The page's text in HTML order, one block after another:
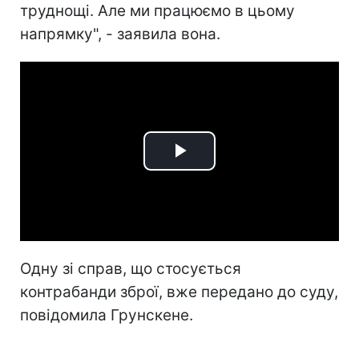
труднощі. Але ми працюємо в цьому
напрямку", - заявила вона.
Play
Одну зі справ, що стосується
контрабанди зброї, вже передано до суду,
повідомила Грунскене.